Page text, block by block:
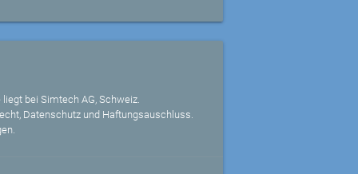
bei Simtech AG, Schweiz.
Datenschutz und Haftungsauschluss.